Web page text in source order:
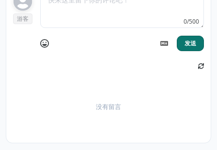
游客 0/500
发送
没有留言